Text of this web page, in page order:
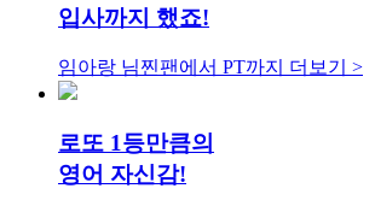
입사까지 했죠!
임아랑 님찐팬에서 PT까지 더보기 >
로또 1등만큼의
영어 자신감!